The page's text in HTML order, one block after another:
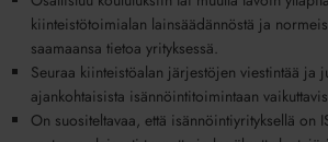
kiinteistötoimialan lainsäädännöstä ja
saamaansa tietoa yrityksessä.
Seuraa kiinteistöalan järjestöjen viestintää ja
ajankohtaisista isännöintitoimintaan
On suositeltavaa, että isännöintiyrityksellä on